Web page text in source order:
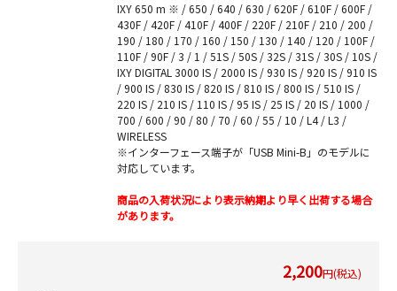
IXY 650 m ※ / 650 / 640 / 630 / 620F / 610F / 600F /
430F / 420F / 410F / 400F / 220F / 210F / 210 / 200 /
190 / 180 / 170 / 160 / 150 / 130 / 140 / 120 / 100F /
110F / 90F / 3 / 1 / 51S / 50S / 32S / 31S / 30S / 10S /
IXY DIGITAL 3000 IS / 2000 IS / 930 IS / 920 IS / 910 IS
/ 900 IS / 830 IS / 820 IS / 810 IS / 800 IS / 510 IS /
220 IS / 210 IS / 110 IS / 95 IS / 25 IS / 20 IS / 1000 /
700 / 600 / 90 / 80 / 70 / 60 / 55 / 10 / L4 / L3 /
WIRELESS
※インターフェース端子が「USB Mini-B」のモデルに
対応しています。
商品の入荷状況により表示納期より早く出荷する場合
があります。
2,200円(税込)